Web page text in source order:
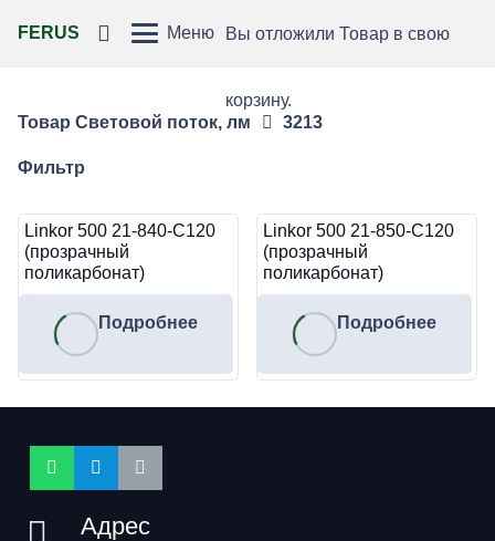
FERUS Меню Вы отложили Товарв свою
корзину.
Товар Световой поток, лм
3213
Фильтр
Linkor 500 21-840-C120
(прозрачный
поликарбонат)
Подробнее
Linkor 500 21-850-C120
(прозрачный
поликарбонат)
Подробнее
Адрес